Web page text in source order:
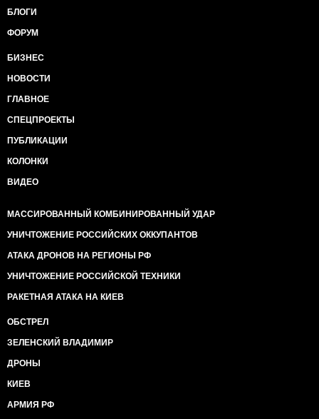
БЛОГИ
ФОРУМ
БИЗНЕС
НОВОСТИ
ГЛАВНОЕ
СПЕЦПРОЕКТЫ
ПУБЛИКАЦИИ
КОЛОНКИ
ВИДЕО
МАССИРОВАННЫЙ КОМБИНИРОВАННЫЙ УДАР
УНИЧТОЖЕНИЕ РОССИЙСКИХ ОККУПАНТОВ
АТАКА ДРОНОВ НА РЕГИОНЫ РФ
УНИЧТОЖЕНИЕ РОССИЙСКОЙ ТЕХНИКИ
РАКЕТНАЯ АТАКА НА КИЕВ
ОБСТРЕЛ
ЗЕЛЕНСКИЙ ВЛАДИМИР
ДРОНЫ
КИЕВ
АРМИЯ РФ